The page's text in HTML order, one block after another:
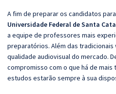
A fim de preparar os candidatos
Universidade Federal de Santa
a equipe de professores mais
preparatórios. Além das tradicionais
qualidade audiovisual do mercado.
compromisso com o que há de
estudos estarão sempre à sua